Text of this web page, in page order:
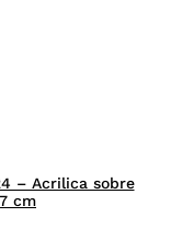
– Acrilica sobre
cm